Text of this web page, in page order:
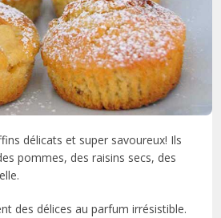
délicats et super savoureux! Ils
pommes, des raisins secs, des
des délices au parfum irrésistible.